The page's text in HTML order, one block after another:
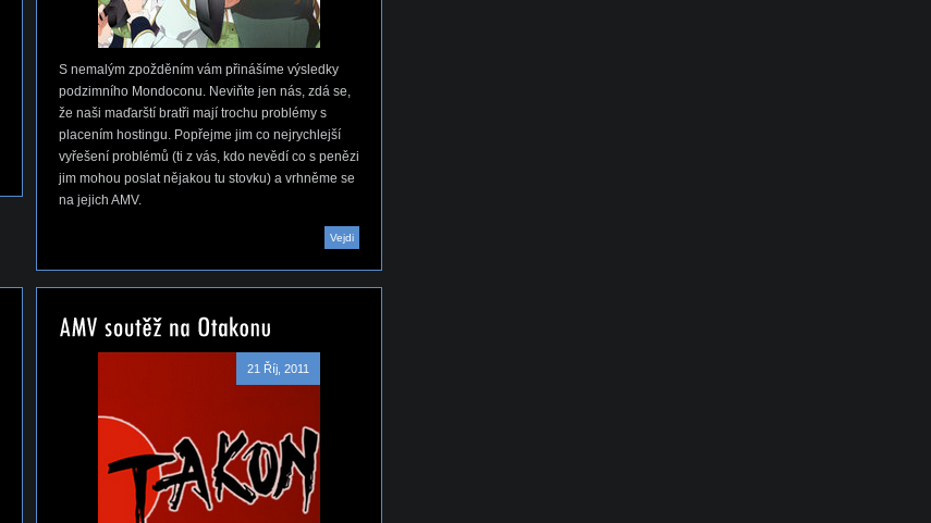
S nemalým zpožděním vám přinášíme výsledky
podzimního Mondoconu. Neviňte jen nás, zdá se,
že naši maďarští bratři mají trochu problémy s
placením hostingu. Popřejme jim co nejrychlejší
vyřešení problémů (ti z vás, kdo nevědí co s penězi
jim mohou poslat nějakou tu stovku) a vrhněme se
na jejich AMV.
Vejdi
21 Říj, 2011